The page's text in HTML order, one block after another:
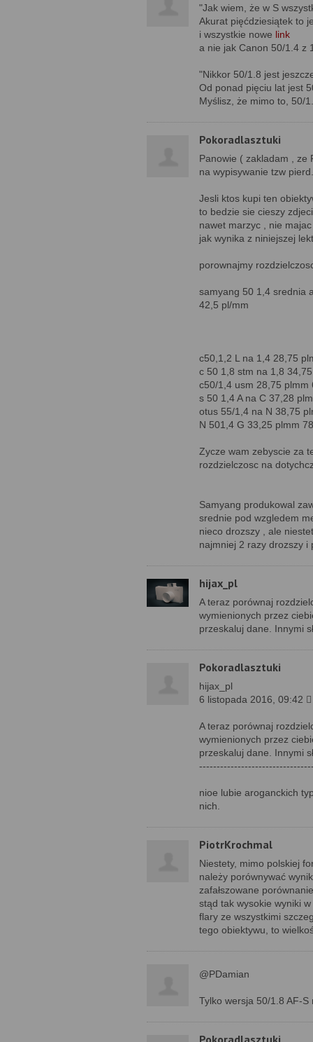
"Jak wiem, że w S
Akurat pięćdziesiątek to
i wszystkie nowe link
a nie jak Canon 50/1.4 z
"Nikkor 50/1.8 jest
Od ponad pięciu lat jest
Myślisz, że mimo to, 50/
Pokoradlasztuki
Panowie ( zakladam , ze
na wypisywanie tzw
Jesli ktos kupi ten
to bedzie sie cieszy
nawet marzyc , nie
jak wynika z niniejszej
porownajmy
samyang 50 1,4 srednia
42,5 pl/mm
c50,1,2 L na 1,4 28,75
c 50 1,8 stm na 1,8
c50/1,4 usm 28,75 plmm
s 50 1,4 A na C 37,28
otus 55/1,4 na N 38,75
N 501,4 G 33,25 plmm
Zycze wam zebyscie za
rozdzielczosc na
Samyang produkowal
srednie pod wzgledem
nieco drozszy , ale
najmniej 2 razy drozszy i
hijax_pl
A teraz porównaj
wymienionych przez
przeskaluj dane. Innymi
Pokoradlasztuki
hijax_pl
6 listopada 2016, 09:42 
A teraz porównaj
wymienionych przez
przeskaluj dane. Innymi
nioe lubie aroganckich
nich.
PiotrKrochmal
Niestety, mimo polskiej
należy porównywać
zafałszowane
stąd tak wysokie wyniki
flary ze wszystkimi
tego obiektywu, to
@PDamian
Tylko wersja 50/1.8 AF-S
Pokoradlasztuki